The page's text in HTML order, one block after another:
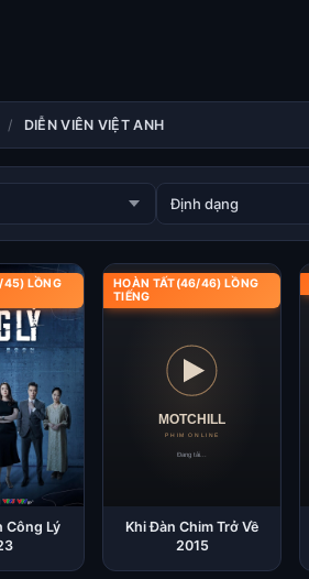
DIỄN VIÊN VIỆT ANH
45) LỒNG
Công Lý
HOÀN TẤT(46/46) LỒNG
TIẾNG
Khi Đàn Chim Trở Về
2015